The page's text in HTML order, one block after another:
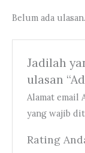
Belum ada ulasan.
Jadilah
ulasan
Alamat email
yang wajib
Rating